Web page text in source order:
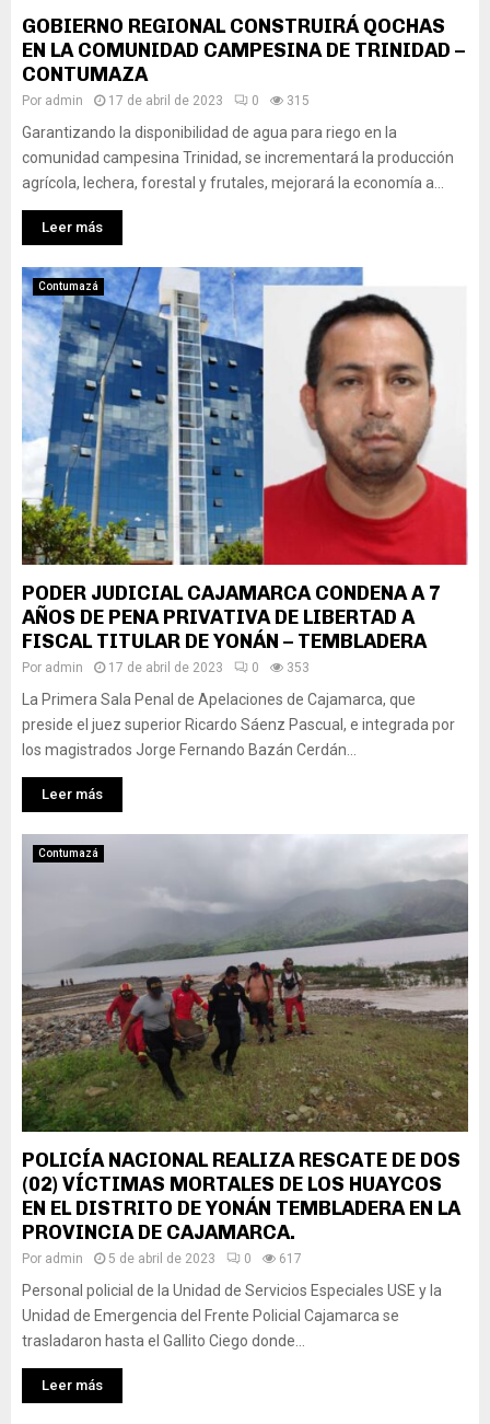
GOBIERNO REGIONAL CONSTRUIRÁ QOCHAS
EN LA COMUNIDAD CAMPESINA DE TRINIDAD –
CONTUMAZA
Por admin 17 de abril de 2023 0 315
Garantizando la disponibilidad de agua para riego en la
comunidad campesina Trinidad, se incrementará la producción
agrícola, lechera, forestal y frutales, mejorará la economía a...
Leer más
Contumazá
PODER JUDICIAL CAJAMARCA CONDENA A 7
AÑOS DE PENA PRIVATIVA DE LIBERTAD A
FISCAL TITULAR DE YONÁN – TEMBLADERA
Por admin 17 de abril de 2023 0 353
La Primera Sala Penal de Apelaciones de Cajamarca, que
preside el juez superior Ricardo Sáenz Pascual, e integrada por
los magistrados Jorge Fernando Bazán Cerdán...
Leer más
Contumazá
POLICÍA NACIONAL REALIZA RESCATE DE DOS
(02) VÍCTIMAS MORTALES DE LOS HUAYCOS
EN EL DISTRITO DE YONÁN TEMBLADERA EN LA
PROVINCIA DE CAJAMARCA.
Por admin 5 de abril de 2023 0 617
Personal policial de la Unidad de Servicios Especiales USE y la
Unidad de Emergencia del Frente Policial Cajamarca se
trasladaron hasta el Gallito Ciego donde...
Leer más